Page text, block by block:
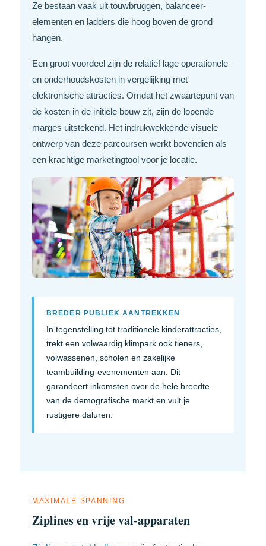
Ze bestaan vaak uit touwbruggen, balanceer-
elementen en ladders die hoog boven de grond
hangen.
Een groot voordeel zijn de relatief lage operationele-
en onderhoudskosten in vergelijking met
elektronische attracties. Omdat het zwaartepunt van
de kosten in de initiële bouw zit, zijn de lopende
marges uitstekend. Het indrukwekkende visuele
ontwerp van deze parcoursen werkt bovendien als
een krachtige marketingtool voor je locatie.
BREDER PUBLIEK AANTREKKEN
In tegenstelling tot traditionele kinderattracties,
trekt een volwaardig klimpark ook tieners,
volwassenen, scholen en zakelijke
teambuilding-evenementen aan. Dit
garandeert inkomsten over de hele breedte
van de demografische markt en vult je
rustigere daluren.
MAXIMALE SPANNING
Ziplines en vrije val-apparaten